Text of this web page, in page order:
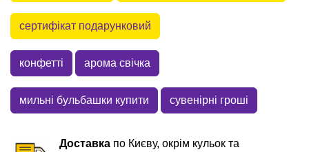
сертифікат подарунковий
конфетті арома свічка
мильні бульбашки купити сувенірні гроші
Доставка по Києву, окрім кульок та